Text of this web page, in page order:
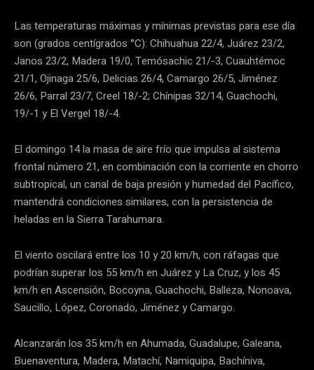
Las temperaturas máximas y mínimas previstas para ese día
son (grados centígrados °C): Chihuahua 22/4, Juárez 23/2,
Janos 23/2, Madera 19/0, Temósachic 21/-3, Cuauhtémoc
21/1, Ojinaga 25/6, Delicias 26/4, Camargo 26/5, Jiménez
26/6, Parral 23/7, Creel 18/-2; Chínipas 32/14, Guachochi,
19/-1 y El Vergel 18/-4.
El domingo 14 la masa de aire frío que impulsa al sistema
frontal número 21, en combinación con la corriente en chorro
subtropical, un canal de baja presión y humedad del Pacífico,
mantendrá condiciones similares, con la persistencia de
heladas en la Sierra Tarahumara.
El viento oscilará entre los 10 y 20 km/h, con ráfagas que
podrían superar los 55 km/h en Juárez y La Cruz, y los 45
km/h en Ascensión, Bocoyna, Guachochi, Balleza, Nonoava,
Saucillo, López, Coronado, Jiménez y Camargo.
Alcanzarán los 35 km/h en Ahumada, Guadalupe, Galeana,
Buenaventura, Madera, Matachí, Namiquipa, Bachíniva,